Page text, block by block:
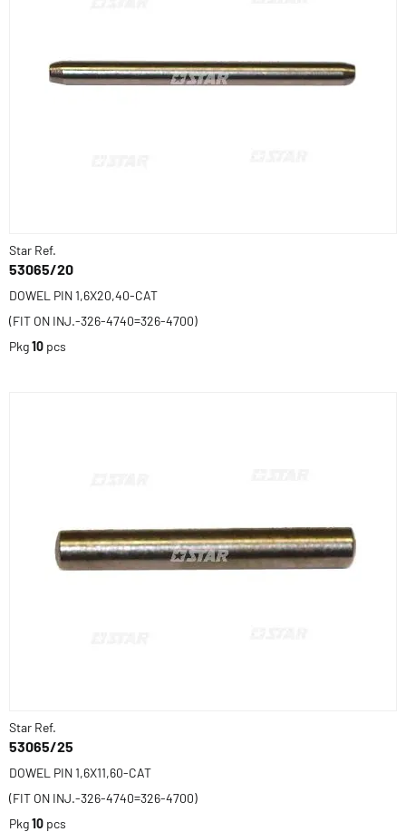
Star Ref.
53065/20
DOWEL PIN 1,6X20,40-CAT
(FIT ON INJ.-326-4740=326-4700)
Pkg10 pcs
Star Ref.
53065/25
DOWEL PIN 1,6X11,60-CAT
(FIT ON INJ.-326-4740=326-4700)
Pkg10 pcs